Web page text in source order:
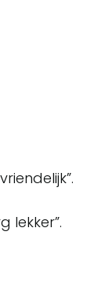
lekker”.